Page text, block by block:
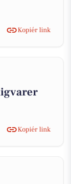
Kopiér link
Kopiér link